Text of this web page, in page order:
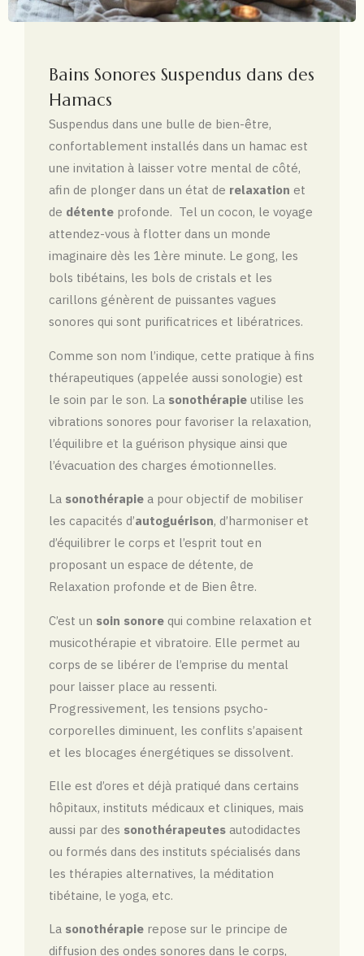
Bains Sonores Suspendus dans des
Hamacs
Suspendus dans une bulle de bien-être,
confortablement installés dans un hamac est
une invitation à laisser votre mental de côté,
afin de plonger dans un état de relaxation et
de détente profonde. Tel un cocon, le voyage
attendez-vous à flotter dans un monde
imaginaire dès les 1ère minute. Le gong, les
bols tibétains, les bols de cristals et les
carillons génèrent de puissantes vagues
sonores qui sont purificatrices et libératrices.
Comme son nom l’indique, cette pratique à fins
thérapeutiques (appelée aussi sonologie) est
le soin par le son. La sonothérapie utilise les
vibrations sonores pour favoriser la relaxation,
l’équilibre et la guérison physique ainsi que
l’évacuation des charges émotionnelles.
La sonothérapie a pour objectif de mobiliser
les capacités d’autoguérison, d’harmoniser et
d’équilibrer le corps et l’esprit tout en
proposant un espace de détente, de
Relaxation profonde et de Bien être.
C’est un soin sonore qui combine relaxation et
musicothérapie et vibratoire. Elle permet au
corps de se libérer de l’emprise du mental
pour laisser place au ressenti.
Progressivement, les tensions psycho-
corporelles diminuent, les conflits s’apaisent
et les blocages énergétiques se dissolvent.
Elle est d’ores et déjà pratiqué dans certains
hôpitaux, instituts médicaux et cliniques, mais
aussi par des sonothérapeutes autodidactes
ou formés dans des instituts spécialisés dans
les thérapies alternatives, la méditation
tibétaine, le yoga, etc.
La sonothérapie repose sur le principe de
diffusion des ondes sonores dans le corps,